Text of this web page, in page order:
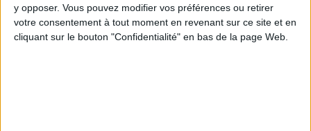
y opposer. Vous pouvez modifier vos préférences ou retirer
votre consentement à tout moment en revenant sur ce site et en
cliquant sur le bouton "Confidentialité" en bas de la page Web.